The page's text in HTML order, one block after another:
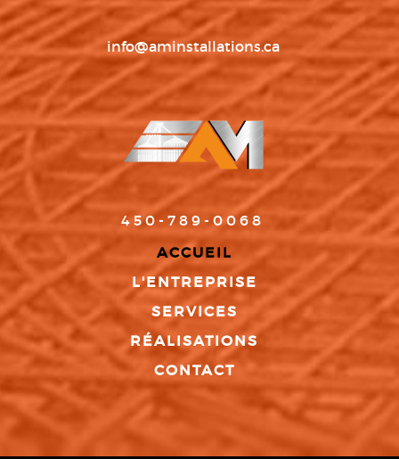
info@aminstallations.ca
450-789-0068
ACCUEIL
L'ENTREPRISE
SERVICES
RÉALISATIONS
CONTACT